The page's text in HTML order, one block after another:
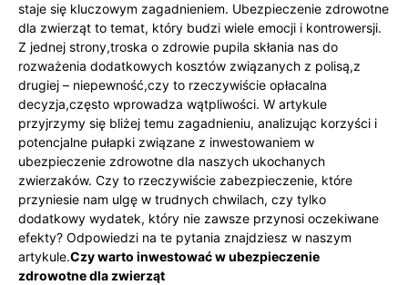
staje się ⁣kluczowym zagadnieniem. Ubezpieczenie​ zdrowotne
dla zwierząt to temat, który budzi wiele emocji i kontrowersji.
Z jednej strony,troska o zdrowie pupila skłania nas do
rozważenia dodatkowych kosztów związanych z polisą,z⁢
drugiej – niepewność,czy to rzeczywiście opłacalna⁤
decyzja,często wprowadza wątpliwości. W artykule
przyjrzymy się bliżej temu zagadnieniu, analizując korzyści ​i
potencjalne pułapki związane z inwestowaniem w
ubezpieczenie zdrowotne dla naszych⁤ ukochanych
zwierzaków. Czy to rzeczywiście‍ zabezpieczenie, które
przyniesie ‍nam ulgę w trudnych ⁣chwilach, czy tylko
dodatkowy wydatek, który nie zawsze przynosi oczekiwane
efekty? Odpowiedzi na te pytania znajdziesz w naszym
artykule.Czy warto inwestować w ⁢ubezpieczenie
zdrowotne dla zwierząt